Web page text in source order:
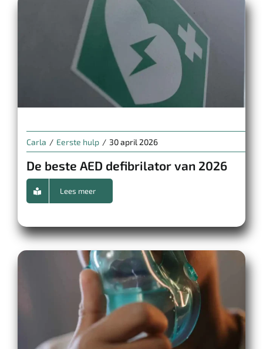
Carla / Eerste hulp / 30 april 2026
De beste AED defibrilator van 2026
Lees meer